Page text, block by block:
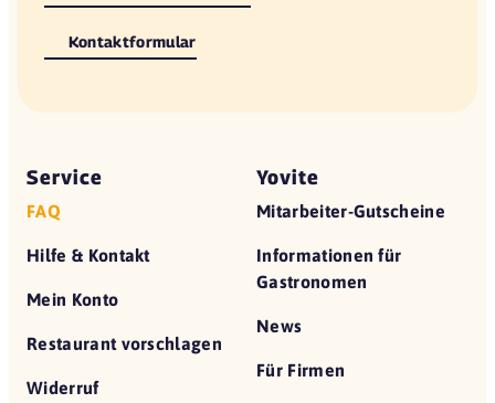
Kontaktformular
Service
FAQ
Hilfe & Kontakt
Mein Konto
Restaurant vorschlagen
Widerruf
Yovite
Mitarbeiter-Gutscheine
Informationen für
Gastronomen
News
Für Firmen